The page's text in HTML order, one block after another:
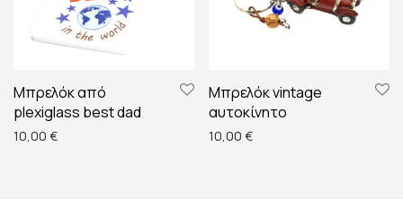
Μπρελόκ από
plexiglass best dad
10,00 €
Μπρελόκ vintage
αυτοκίνητο
10,00 €